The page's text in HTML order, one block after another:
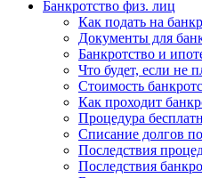
Банкротство физ. лиц
Как подать на
Документы для
Банкротство и
Что будет, если не
Стоимость
Как проходит
Процедура
Списание долгов
Последствия
Последствия